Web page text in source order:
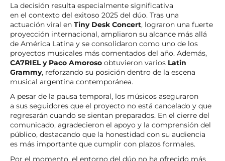
La decisión resulta especialmente significativa
en el contexto del exitoso 2025 del dúo. Tras una
actuación viral en Tiny Desk Concert, lograron una fuerte
proyección internacional, ampliaron su alcance más allá
de América Latina y se consolidaron como uno de los
proyectos musicales más comentados del año. Además,
CA7RIEL y Paco Amoroso obtuvieron varios Latin
Grammy, reforzando su posición dentro de la escena
musical argentina contemporánea.
A pesar de la pausa temporal, los músicos aseguraron
a sus seguidores que el proyecto no está cancelado y que
regresarán cuando se sientan preparados. En el cierre del
comunicado, agradecieron el apoyo y la comprensión del
público, destacando que la honestidad con su audiencia
es más importante que cumplir con plazos formales.
Por el momento, el entorno del dúo no ha ofrecido más